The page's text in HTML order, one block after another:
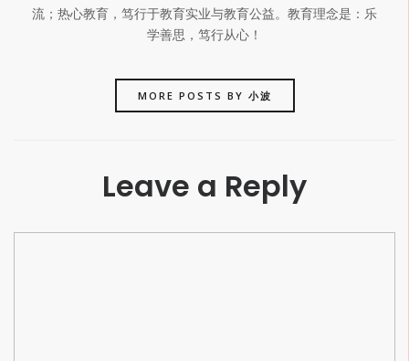
流；热心教育，笃行于教育实业与教育公益。教育理念是：乐
学善思，笃行从心！
MORE POSTS BY 小波
Leave a Reply